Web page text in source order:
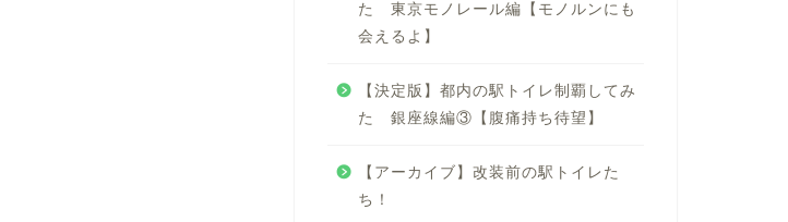
た 東京モノレール編【モノルンにも
会えるよ】
【決定版】都内の駅トイレ制覇してみ
た 銀座線編③【腹痛持ち待望】
【アーカイブ】改装前の駅トイレた
ち！